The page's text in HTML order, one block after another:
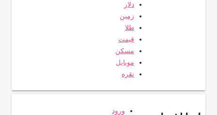
دلار
زمین
طلا
قیمت
مسکن
موبایل
نقره
ورود